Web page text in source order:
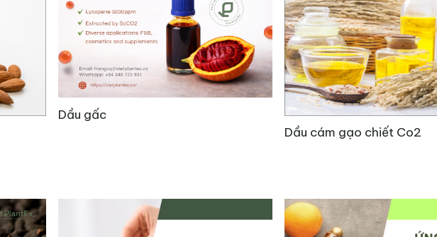
Nấm
loại dầu dưỡng da tự nhiên giàu squalane và vitamin E, có khả năng tiêu
9 trong dầu giúp tăng cường hàng rào bảo vệ da và cân bằng độ ẩm tự
Dầu gấc
Dầu cám gạo chiết Co2